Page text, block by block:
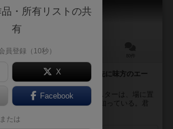
15分前後
を手掛かりに、敵対組織より先に味方のエー
織がある。 各組織のスパイマスターは、場に置
ェントカードの全員の正体を知っている。君
・所有リストの共
有
員登録（10秒）
X
Facebook
または